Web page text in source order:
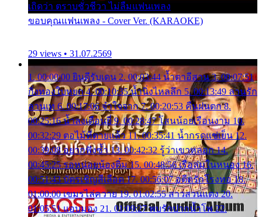
เถิดว่า ตราบชั่วชีวา ไม่ลืมแฟนเพลง
ขอบคุณแฟนเพลง - Cover Ver. (KARAOKE)
29 views • 31.07.2569
1. 00:00:00 ยินดีรับเดน 2. 00:03:44 น้ำตาอีสาน 3. 00:07:51
กิ่งทองใบหยก 4. 00:10:35 น้ำนิ่งไหลลึก 5. 00:13:49 ลานรัก
ลานเท 6. 00:17:06 จำใจจาก 7. 00:20:53 คืนฝนตก 8.
00:25:16 น้ำลงเดือนยี่ 9. 00:28:47 โสนน้อยเรือนงาม 10.
00:32:29 ตอไม้ที่ตายแล้ว 11. 00:35:41 น้ำกรดแช่เย็น 12.
00:39:08 อยากฟังซ้ำ 13. 00:42:32 รู้ว่าเขาหลอก 14.
00:45:25 รอหน่อยน้องติ๋ม 15. 00:48:56 เรือล่มในหนอง 16.
00:51:43 บัตรเชิญสีเลือด 17. 00:56:07 อดีตรักโรงทอ 18.
01:00:00 เขมรไล่ควาย 19. 01:02:55 สาวสวนแตง 20.
01:05:51 แอบมอง 21. 01:09:27 พบรักปากน้ำโพ 22.